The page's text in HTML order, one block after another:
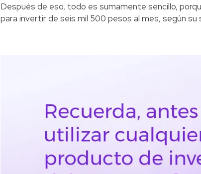
Después de eso, todo es sumamente sencillo,
para invertir de seis mil 500 pesos al mes, según su